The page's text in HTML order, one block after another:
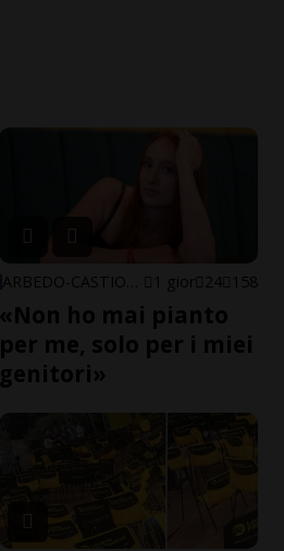
1 gior 24 158
«Non ho mai pianto
per me, solo per i miei
genitori»